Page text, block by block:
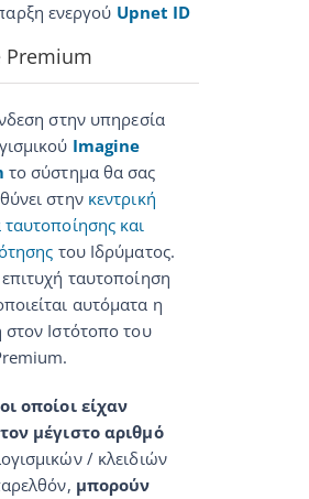
ενεργού Upnet ID
Premium
στην υπηρεσία
Imagine
το σύστημα θα σας
στην κεντρική
και
του Ιδρύματος.
ταυτοποίηση
αυτόματα η
Ιστότοπο του
οποίοι είχαν
μέγιστο αριθμό
/ κλειδιών
μπορούν